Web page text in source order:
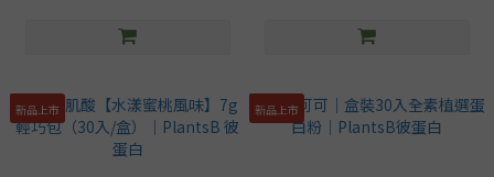
新品上市 新品上市